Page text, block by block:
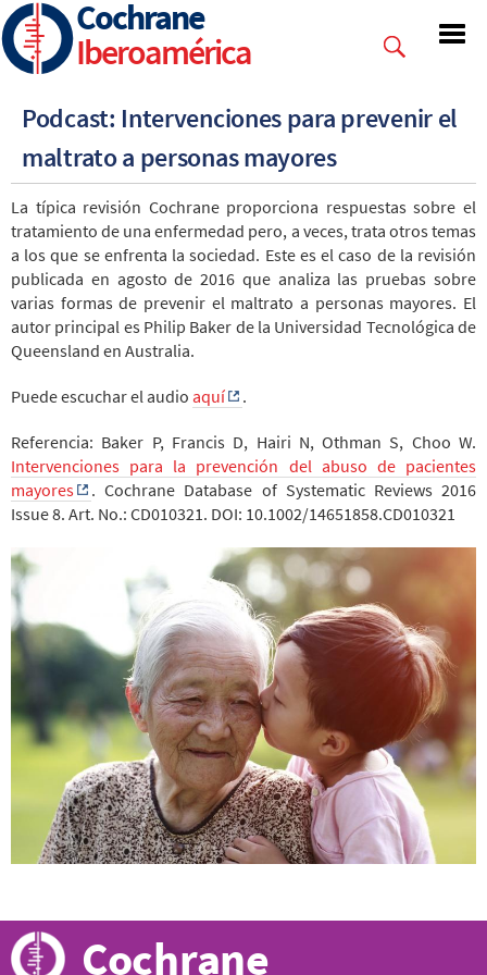
Skip
to
main
Cochrane
Iberoamérica
Podcast: Intervenciones para prevenir el
maltrato a personas mayores
La típica revisión Cochrane proporciona respuestas sobre el
tratamiento de una enfermedad pero, a veces, trata otros temas
a los que se enfrenta la sociedad. Este es el caso de la revisión
publicada en agosto de 2016 que analiza las pruebas sobre
varias formas de prevenir el maltrato a personas mayores. El
autor principal es Philip Baker de la Universidad Tecnológica de
Queensland en Australia.
Puede escuchar el audio aquí .
Referencia: Baker P, Francis D, Hairi N, Othman S, Choo W.
Intervenciones para la prevención del abuso de pacientes
mayores
. Cochrane Database of Systematic Reviews 2016
Issue 8. Art. No.: CD010321. DOI: 10.1002/14651858.CD010321
Cochrane